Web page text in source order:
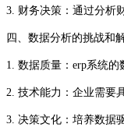
3. 财务决策：通过分析
四、 数据分析的挑战和
1. 数据质量： erp系统的
2. 技术能力：企业需要
3. 决策文化：培养数据